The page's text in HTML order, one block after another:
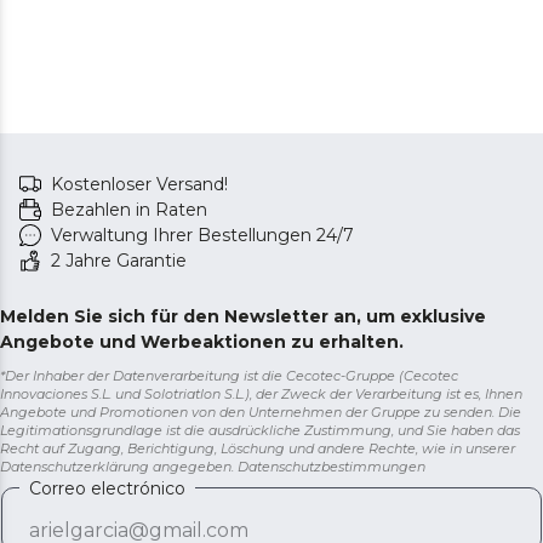
Kostenloser Versand!
Bezahlen in Raten
Verwaltung Ihrer Bestellungen 24/7
2 Jahre Garantie
Melden Sie sich für den Newsletter an, um exklusive
Angebote und Werbeaktionen zu erhalten.
*Der Inhaber der Datenverarbeitung ist die Cecotec-Gruppe (Cecotec
Innovaciones S.L. und Solotriatlon S.L.), der Zweck der Verarbeitung ist es, Ihnen
Angebote und Promotionen von den Unternehmen der Gruppe zu senden. Die
Legitimationsgrundlage ist die ausdrückliche Zustimmung, und Sie haben das
Recht auf Zugang, Berichtigung, Löschung und andere Rechte, wie in unserer
Datenschutzerklärung angegeben. Datenschutzbestimmungen
Correo electrónico